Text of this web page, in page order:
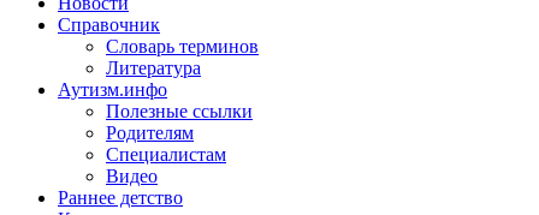
Справочник
Словарь терминов
Литература
Аутизм.инфо
Полезные ссылки
Родителям
Специалистам
Видео
Раннее детство